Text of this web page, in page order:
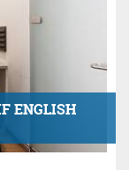
ENGLISH